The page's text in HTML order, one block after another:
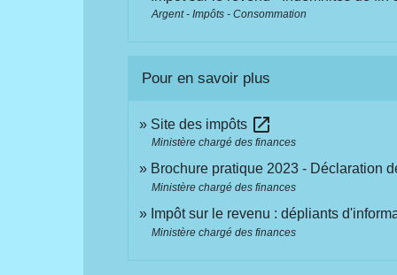
Argent - Impôts - Consommation
Pour en savoir plus
Site des impôts open_in_new
Ministère chargé des finances
Brochure pratique 2023 - Déclaration
Ministère chargé des finances
Impôt sur le revenu : dépliants
Ministère chargé des finances